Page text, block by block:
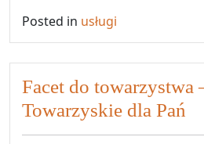
Posted in usługi
Facet do towarzystwa
Towarzyskie dla Pań